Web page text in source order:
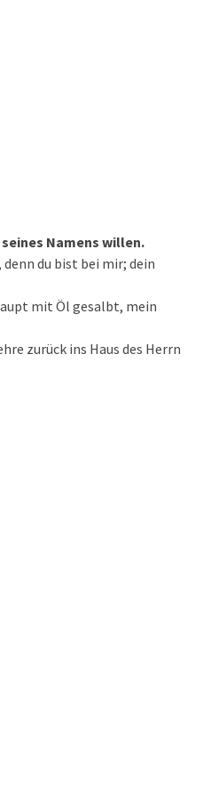
Namens willen.
du bist bei mir; dein
mit Öl gesalbt, mein
zurück ins Haus des Herrn